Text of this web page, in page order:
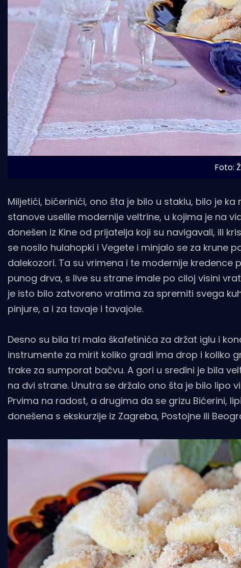
Foto:
Miljetići, bićerinići, ono šta je bilo u staklu, bilo je
stanove uselile modernije veltrine, u kojima je na
donešen iz Kine od prijatelja koji su navigavali, ili
se nosilo hulahopki i Vegete i minjalo se za krune
dalekozori. Ta su vrimena i te modernije kredence
punog drva, s live su strane imale po ciloj visini
je isto bilo zatvoreno vratima za spremiti svega
pinjure, a i za tavaje i tavajole.
Desno su bila tri mala škafetinića za držat iglu i
instrumente za mirit koliko gradi ima drop i koliko
trake za sumporat bačvu. A gori u sredini je bila
na dvi strane. Unutra se držalo ono šta je bilo lipo
Prvima na radost, a drugima da se grizu Bićerini,
donešena s ekskurzije iz Zagreba, Postojne ili